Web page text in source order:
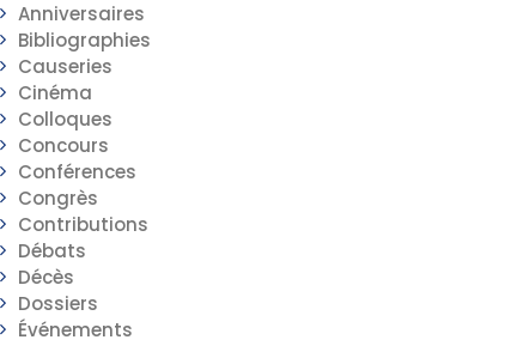
Anniversaires
Bibliographies
Causeries
Cinéma
Colloques
Concours
Conférences
Congrès
Contributions
Débats
Décès
Dossiers
Événements